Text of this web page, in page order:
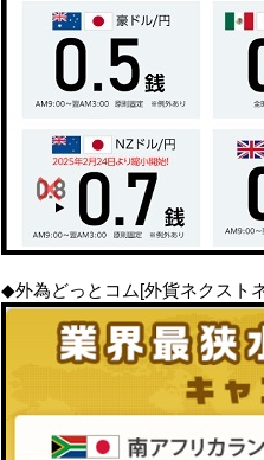
◆外為どっとコム[外貨ネクスト